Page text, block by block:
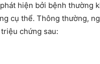
hiện bởi bệnh thường
cụ thể. Thông thường,
chứng sau: